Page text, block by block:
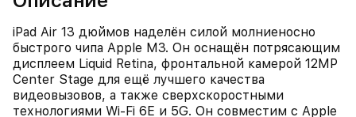
iPad Air 13 дюймов наделён силой молниеносно
быстрого чипа Apple M3. Он оснащён потрясающим
дисплеем Liquid Retina, фронтальной камерой 12MP
Center Stage для ещё лучшего качества
видеовызовов, а также сверхскоростными
технологиями Wi-Fi 6E и 5G. Он совместим с Apple